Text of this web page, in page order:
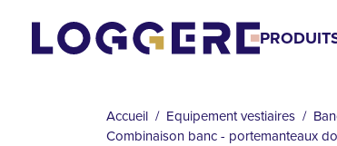
contenu
D'ARIANE
Accueil Equipement vestiaires
Combinaison banc - portemanteaux